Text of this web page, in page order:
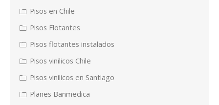
Pisos en Chile
Pisos Flotantes
Pisos flotantes instalados
Pisos vinilicos Chile
Pisos vinilicos en Santiago
Planes Banmedica